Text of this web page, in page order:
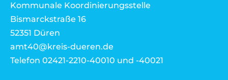
Kommunale Koordinierungsstelle
Bismarckstraße 16
52351 Düren
amt40@kreis-dueren.de
Telefon 02421-2210-40010 und -40021